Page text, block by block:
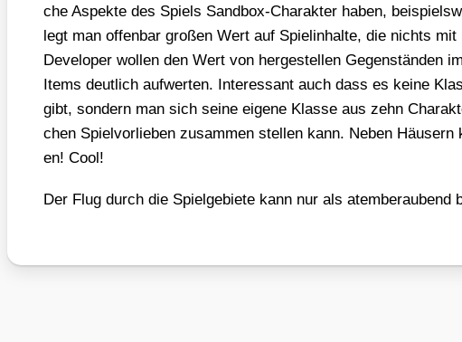
che Aspek­te des Spiels Sand­box-Cha­rak­ter haben,
legt man offen­bar gro­ßen Wert auf Spiel­in­hal­te, die nichts
Deve­lo­per wol­len den Wert von her­ge­stel­len Gegen­stän­den
Items deut­lich auf­wer­ten. Inter­es­sant auch dass es kei­ne
gibt, son­dern man sich sei­ne eige­ne Klas­se aus zehn
chen Spiel­vor­lie­ben zusam­men stel­len kann. Neben
en! Cool!
Der Flug durch die Spiel­ge­bie­te kann nur als atem­be­rau­bend